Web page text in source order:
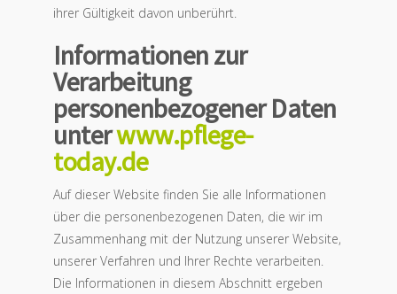
ihrer Gültigkeit davon unberührt.
Informationen zur
Verarbeitung
personenbezogener Daten
unterwww.pflege-
today.de
Auf dieser Website finden Sie alle Informationen
über die personenbezogenen Daten, die wir im
Zusammenhang mit der Nutzung unserer Website,
unserer Verfahren und Ihrer Rechte verarbeiten.
Die Informationen in diesem Abschnitt ergeben